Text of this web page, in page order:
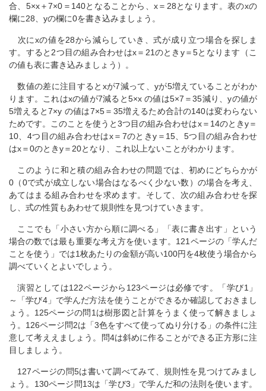
合、5×x＋7×0＝140となることから、x＝28となります。表のxの
欄に28、yの欄に0を書き込みましょう。
次にxの値を28から減らしていき、式が成り立つ場合を探しま
す。すると2つ目の組み合わせはx＝21のときy＝5となります（こ
の値も表に書き込みましょう）。
数値の差に注目するとxが7減って、yが5増えていることがわか
ります。これはxの値が7減ると5×x の値は5×7＝35減り、yの値が
5増えると7×y の値は7×5＝35増えるため合計の140は変わらない
ためです。このことを使うと3つ目の組み合わせはx＝14のときy＝
10、4つ目の組み合わせはx＝7のときy＝15、5つ目の組み合わせ
はx＝0のときy＝20となり、これ以上ないことがわかります。
このように和と積の組み合わせの問題では、初めにどちらかが
0（0で式が成立しない場合はなるべく少ない数）の場合を考え、
あてはまる組み合わせを求めます。そして、次の組み合わせを探
し、式の性質もあわせて規則性を見つけていきます。
ここでも「小さい方から順に調べる」「表に書き出す」という
場合の数では最も重要な考え方を使います。121ページの「学んだ
ことを使う」では1枚あたりの金額が高い100円を4枚使う場合から
調べていくとよいでしょう。
演習としては122ページから123ページは必修です。「学び1」
～「学び4」で学んだ方法を使うことができるか確認しておきまし
ょう。125ページの問1は樹形図と計算をうまく使って解きましょ
う。126ページ問2は「3色をすべて使ってぬり分ける」の条件に注
意して考ええましょう。問4は斜めに作ることができる正方形に注
目しましょう。
127ページの問5は書いて調べてみて、規則性を見つけてみまし
ょう。130ページ問13は「学び3」で学んだ和の法則を使います。